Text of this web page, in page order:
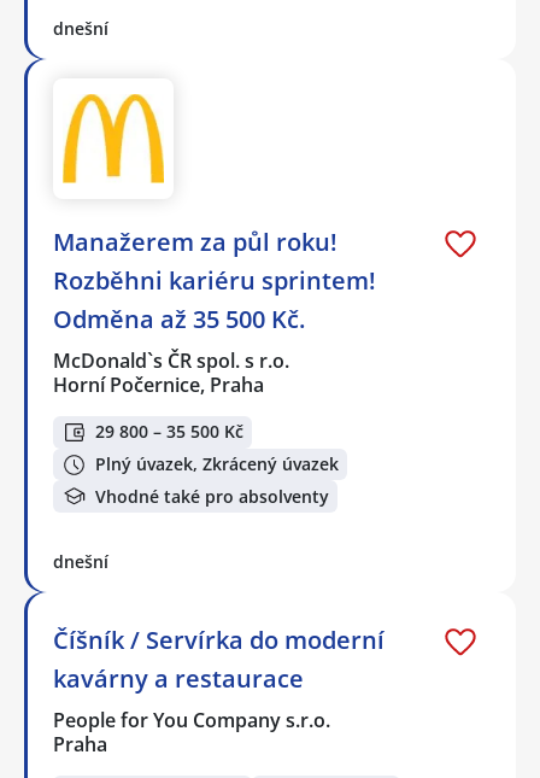
dnešní
Manažerem za půl roku!
Rozběhni kariéru sprintem!
Odměna až 35 500 Kč.
McDonald`s ČR spol. s r.o.
Horní Počernice, Praha
29 800 – 35 500 Kč
Plný úvazek, Zkrácený úvazek
Vhodné také pro absolventy
dnešní
Číšník / Servírka do moderní
kavárny a restaurace
People for You Company s.r.o.
Praha